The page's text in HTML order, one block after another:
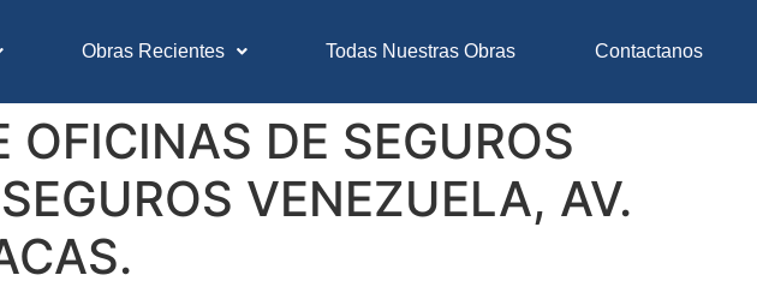
Obras Recientes Todas Nuestras Obras Contactanos
DE SEGUROS
VENEZUELA, AV.